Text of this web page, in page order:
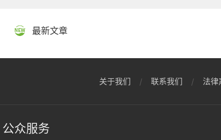
最新文章
关于我们 联系我们 法律
公众服务